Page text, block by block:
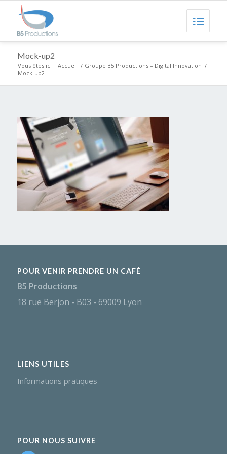
Mock-up2
Vous êtes ici : Accueil / Groupe B5 Productions – Digital Innovation /
Mock-up2
POUR VENIR PRENDRE UN CAFÉ
B5 Productions
18 rue Berjon - B03 - 69009 Lyon
LIENS UTILES
Informations pratiques
POUR NOUS SUIVRE